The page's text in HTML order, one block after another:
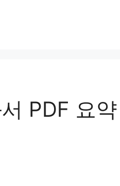
PDF 요